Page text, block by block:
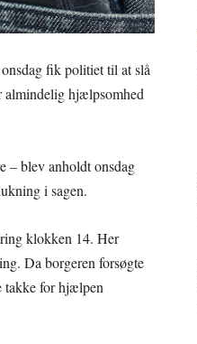
fik politiet til at slå
almindelig hjælpsomhed
– blev anholdt onsdag
i sagen.
klokken 14. Her
Da borgeren forsøgte
takke for hjælpen